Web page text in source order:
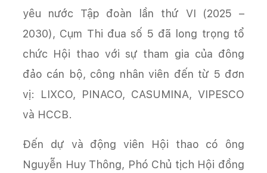
yêu nước Tập đoàn lần thứ VI (2025 –
2030), Cụm Thi đua số 5 đã long trọng tổ
chức Hội thao với sự tham gia của đông
đảo cán bộ, công nhân viên đến từ 5 đơn
vị: LIXCO, PINACO, CASUMINA, VIPESCO
và HCCB.
Đến dự và động viên Hội thao có ông
Nguyễn Huy Thông, Phó Chủ tịch Hội đồng